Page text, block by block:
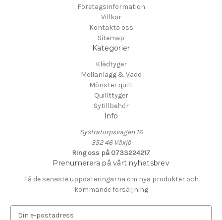
Företagsinformation
Villkor
Kontakta oss
Sitemap
Kategorier
Klädtyger
Mellanlägg & Vadd
Mönster quilt
Quillttyger
Sytillbehör
Info
Systratorpsvägen 16
352 46 Växjö
Ring oss på 0733224217
Prenumerera på vårt nyhetsbrev
Få de senaste uppdateringarna om nya produkter och
kommande försäljning